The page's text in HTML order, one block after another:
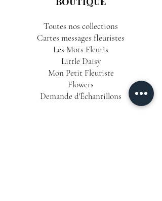
Toutes nos collections
Cartes messages fleuristes
Les Mots Fleuris
Little Daisy
Mon Petit Fleuriste
Flowers
Demande d'Échantillons